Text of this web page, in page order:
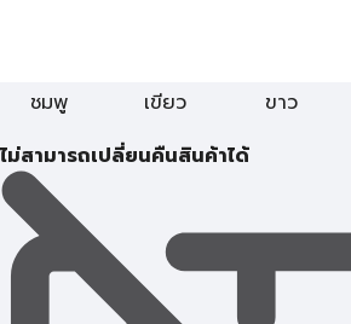
ชมพู เขียว ขาว
ไม่สามารถเปลี่ยนคืนสินค้าได้